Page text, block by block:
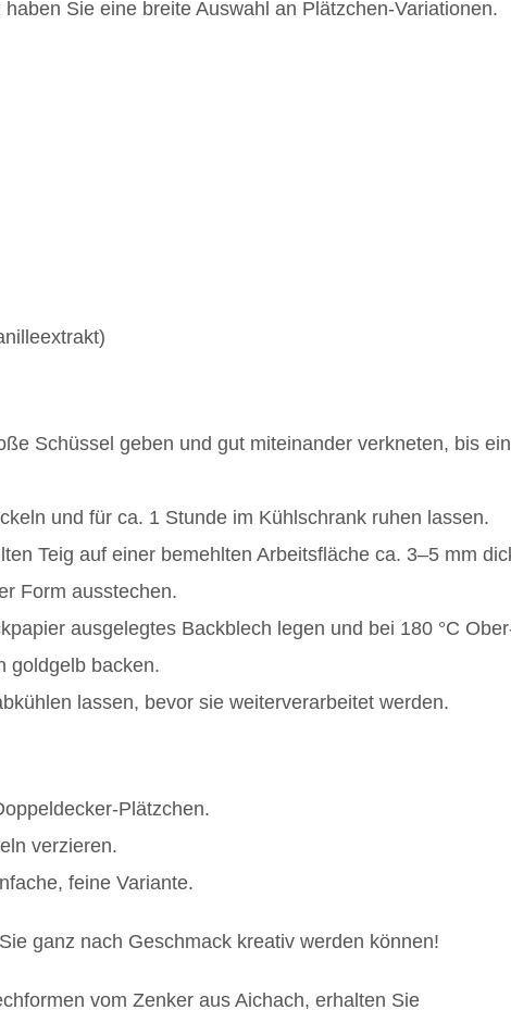
Sie eine breite Auswahl an Plätzchen-Variationen.
Schüssel geben und gut miteinander verkneten, bis ein
und für ca. 1 Stunde im Kühlschrank ruhen lassen.
Teig auf einer bemehlten Arbeitsfläche ca. 3–5 mm
Form ausstechen.
ausgelegtes Backblech legen und bei 180 °C
goldgelb backen.
lassen, bevor sie weiterverarbeitet werden.
Plätzchen.
verzieren.
feine Variante.
ganz nach Geschmack kreativ werden können!
vom Zenker aus Aichach, erhalten Sie